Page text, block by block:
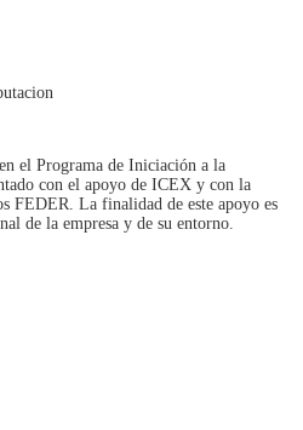
el Programa de Iniciación a la
con el apoyo de ICEX y con la
FEDER. La finalidad de este apoyo es
de la empresa y de su entorno.